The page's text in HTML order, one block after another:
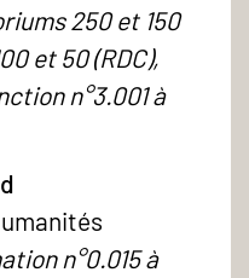
250 et 150
et 50 (RDC),
n°3.001 à
n°0.015 à